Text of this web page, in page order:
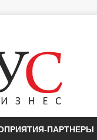
ПАРТНЕРЫ